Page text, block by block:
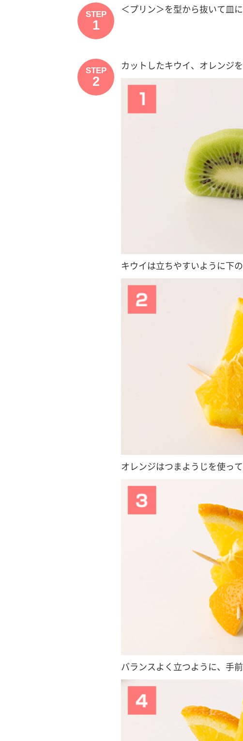
STEP
1
＜プリン＞を型から抜いて皿
STEP
2
カットしたキウイ、オレンジ
キウイは立ちやすいように下
オレンジはつまようじを使っ
バランスよく立つように、手